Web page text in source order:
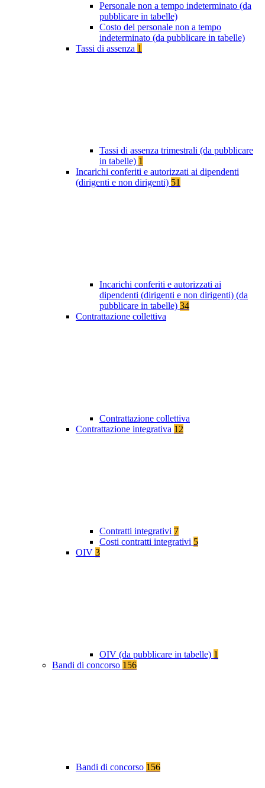
Personale non a tempo indeterminato (da
pubblicare in tabelle)
Costo del personale non a tempo
indeterminato (da pubblicare in tabelle)
Tassi di assenza 1
Tassi di assenza trimestrali (da pubblicare
in tabelle) 1
Incarichi conferiti e autorizzati ai dipendenti
(dirigenti e non dirigenti) 51
Incarichi conferiti e autorizzati ai
dipendenti (dirigenti e non dirigenti) (da
pubblicare in tabelle) 34
Contrattazione collettiva
Contrattazione collettiva
Contrattazione integrativa 12
Contratti integrativi 7
Costi contratti integrativi 5
OIV 3
OIV (da pubblicare in tabelle) 1
Bandi di concorso 156
Bandi di concorso 156